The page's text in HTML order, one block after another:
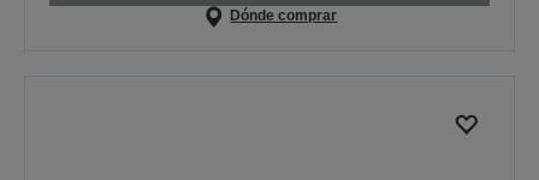
Dónde comprar